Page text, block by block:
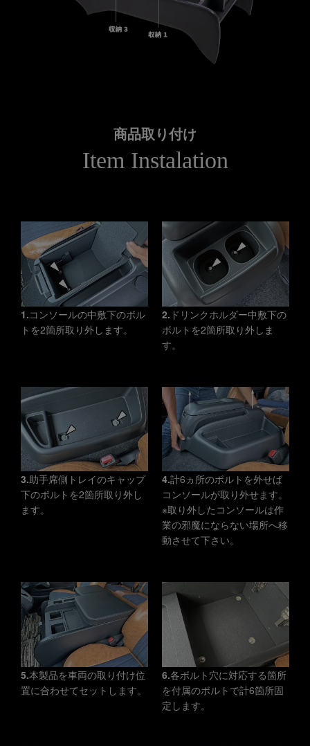
商品取り付け
Item Instalation
1.コンソールの中敷下のボル
トを2箇所取り外します。
2. ドリンクホルダー中敷下の
ボルトを2箇所取り外しま
す。
3.助手席側トレイのキャップ
下のボルトを2箇所取り外し
ます。
4.計6ヵ所のボルトを外せば
コンソールが取り外せます。
※取り外したコンソールは作
業の邪魔にならない場所へ移
動させて下さい。
5.本製品を車両の取り付け位
置に合わせてセットします。
6.各ボルト穴に対応する箇所
を付属のボルトで計6箇所固
定します。